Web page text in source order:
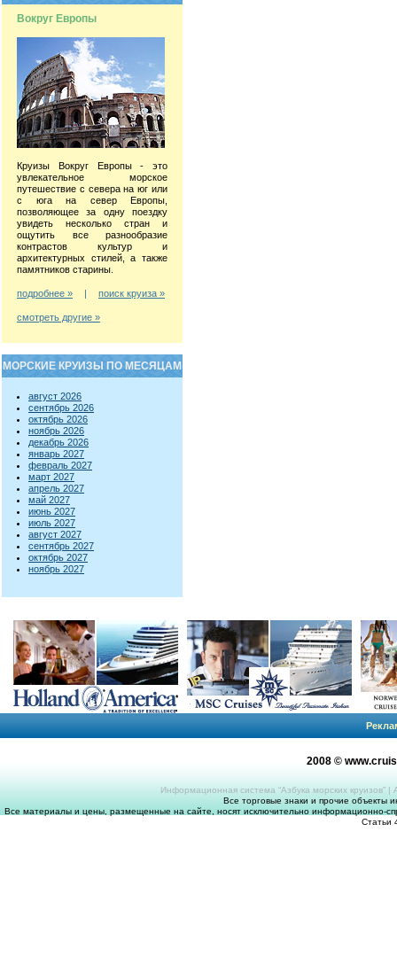
Вокруг Европы
Круизы Вокруг Европы - это
увлекательное морское
путешествие с севера на юг или
с юга на север Европы,
позволяющее за одну поездку
увидеть несколько стран и
ощутить все разнообразие
контрастов культур и
архитектурных стилей, а также
памятников старины.
подробнее » | поиск круиза »
смотреть другие »
МОРСКИЕ КРУИЗЫ ПО МЕСЯЦАМ
август 2026
сентябрь 2026
октябрь 2026
ноябрь 2026
декабрь 2026
январь 2027
февраль 2027
март 2027
апрель 2027
май 2027
июнь 2027
июль 2027
август 2027
сентябрь 2027
октябрь 2027
ноябрь 2027
2008 ©
Информационная система “Азбука морских круизов” |
Все торговые знаки и прочие объекты
Все материалы и цены, размещенные на сайте, носят исключительно информационно-
Статьи